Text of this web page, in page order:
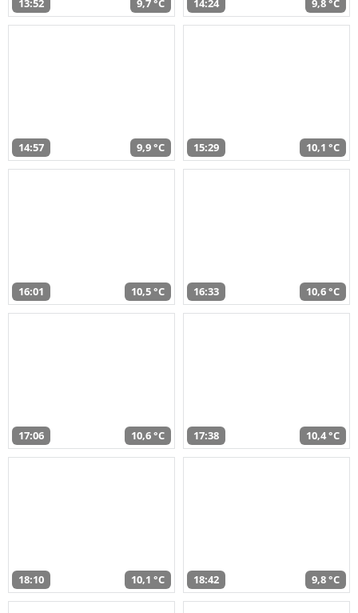
13:52 9,7 °C 14:24 9,8 °C
14:57 9,9 °C 15:29 10,1 °C
16:01 10,5 °C 16:33 10,6 °C
17:06 10,6 °C 17:38 10,4 °C
18:10 10,1 °C 18:42 9,8 °C